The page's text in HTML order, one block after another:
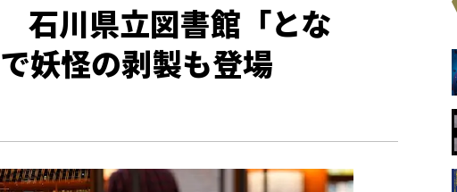
石川県立図書館「とな
妖怪の剥製も登場